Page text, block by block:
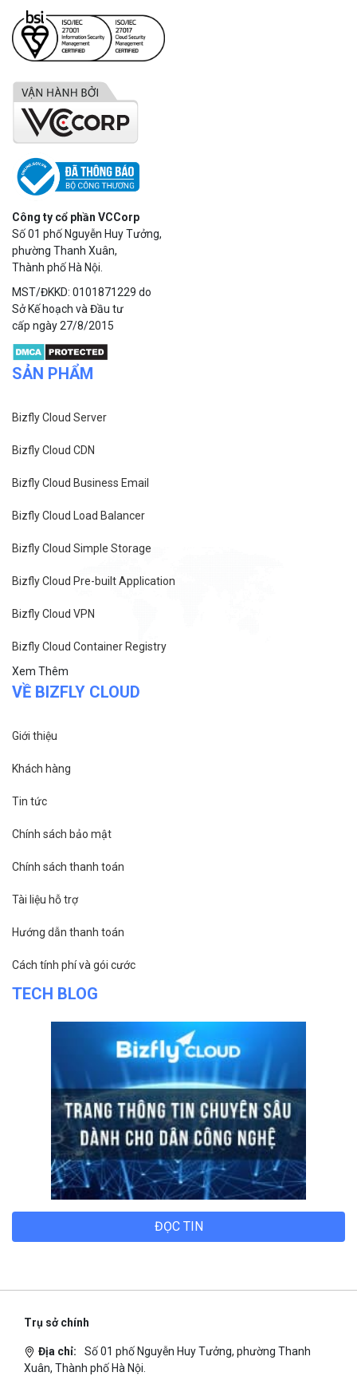
Công ty cổ phần VCCorp
Số 01 phố Nguyễn Huy Tưởng,
phường Thanh Xuân,
Thành phố Hà Nội.
MST/ĐKKD: 0101871229 do
Sở Kế hoạch và Đầu tư
cấp ngày 27/8/2015
SẢN PHẨM
Bizfly Cloud Server
Bizfly Cloud CDN
Bizfly Cloud Business Email
Bizfly Cloud Load Balancer
Bizfly Cloud Simple Storage
Bizfly Cloud Pre-built Application
Bizfly Cloud VPN
Bizfly Cloud Container Registry
Xem Thêm
VỀ BIZFLY CLOUD
Giới thiệu
Khách hàng
Tin tức
Chính sách bảo mật
Chính sách thanh toán
Tài liệu hỗ trợ
Hướng dẫn thanh toán
Cách tính phí và gói cước
TECH BLOG
ĐỌC TIN
Trụ sở chính
Địa chỉ:
Số 01 phố Nguyễn Huy Tưởng, phường Thanh
Xuân, Thành phố Hà Nội.